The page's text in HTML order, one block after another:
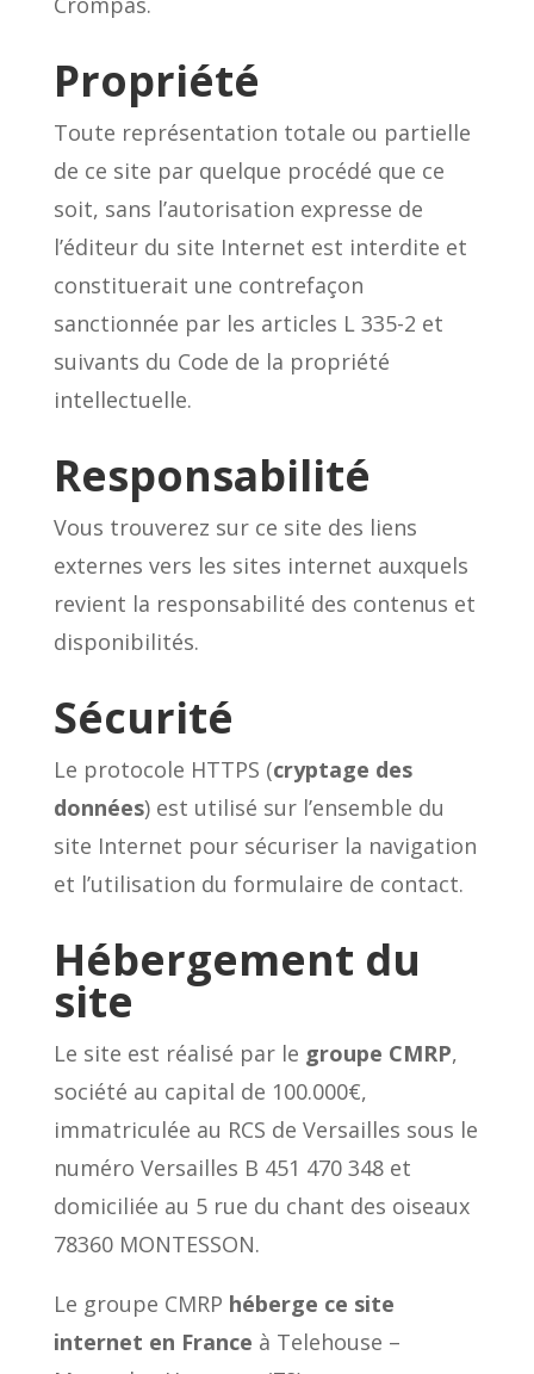
Propriété
Toute représentation totale ou partielle
de ce site par quelque procédé que ce
soit, sans l’autorisation expresse de
l’éditeur du site Internet est interdite et
constituerait une contrefaçon
sanctionnée par les articles L 335-2 et
suivants du Code de la propriété
intellectuelle.
Responsabilité
Vous trouverez sur ce site des liens
externes vers les sites internet auxquels
revient la responsabilité des contenus et
disponibilités.
Sécurité
Le protocole HTTPS (cryptage des
données) est utilisé sur l’ensemble du
site Internet pour sécuriser la navigation
et l’utilisation du formulaire de contact.
Hébergement du
site
Le site est réalisé par le groupe CMRP,
société au capital de 100.000€,
immatriculée au RCS de Versailles sous le
numéro Versailles B 451 470 348 et
domiciliée au 5 rue du chant des oiseaux
78360 MONTESSON.
Le groupe CMRP héberge ce site
internet en France à Telehouse –